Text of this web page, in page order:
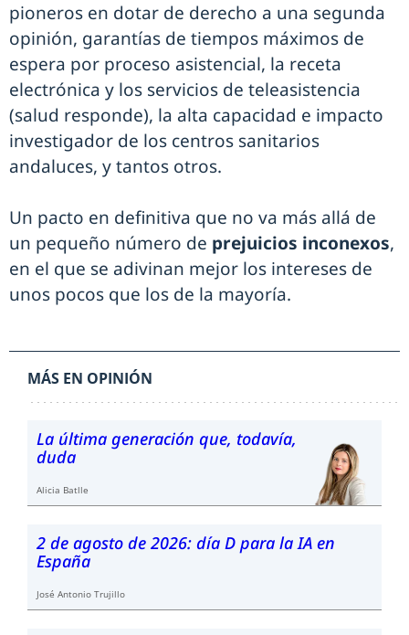
pioneros en dotar de derecho a una segunda
opinión, garantías de tiempos máximos de
espera por proceso asistencial, la receta
electrónica y los servicios de teleasistencia
(salud responde), la alta capacidad e impacto
investigador de los centros sanitarios
andaluces, y tantos otros.
Un pacto en definitiva que no va más allá de
un pequeño número de prejuicios inconexos,
en el que se adivinan mejor los intereses de
unos pocos que los de la mayoría.
MÁS EN OPINIÓN
La última generación que, todavía,
duda
Alicia Batlle
2 de agosto de 2026: día D para la IA en
España
José Antonio Trujillo